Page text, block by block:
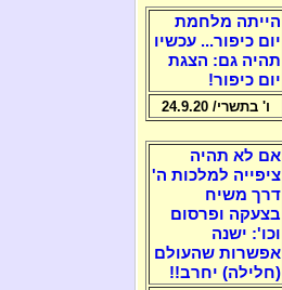
הייתה מלחמת
יום כיפור... עכשיו
תהיה גם: הצגת
יום כיפור!
ו' בתשרי/ 24.9.20
אם לא תהיה
ציפייה למלכות ה'
דרך משיח
בצעקה ופרסום
וכו': ישנה
אפשרות שהעולם
(חלילה) יחרב!!